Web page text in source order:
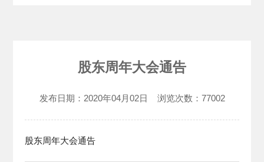
股东周年大会通告
发布日期： 2020年04月02日 浏览次数： 77002
股东周年大会通告